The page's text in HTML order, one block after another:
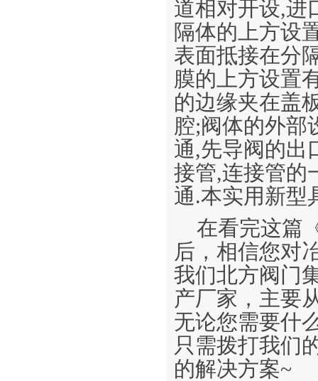
道相对开设,进
隔体的上方设
表面抵接在分
膜的上方设置
的边缘夹在盖
腔;阀体的外部
通,先导阀的出
接管,连接管的
通.本实用新型
在看完这篇
后，相信您对
我们北方阀门
产厂家，主要
无论您需要什
只需拨打我们
的解决方案~